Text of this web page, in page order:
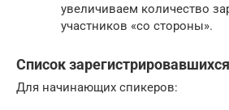
увеличиваем количество
участников «со стороны».
Список
Для начинающих спикеров: